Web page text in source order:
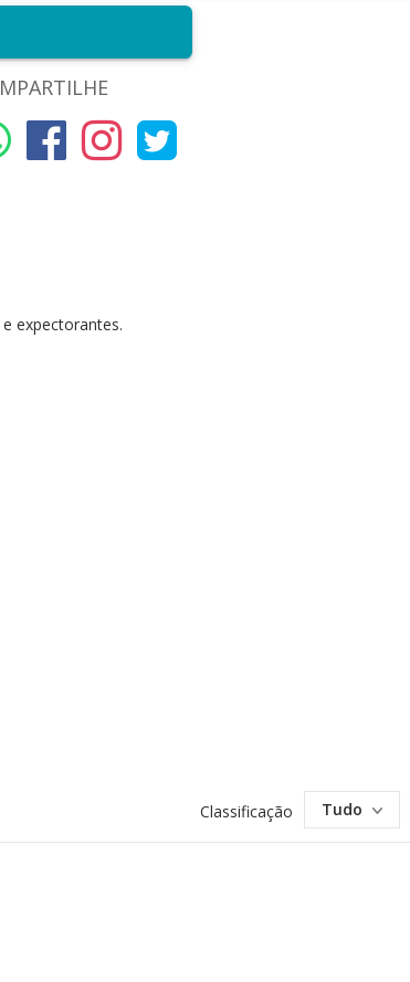
expectorantes.
Classificação Tudo